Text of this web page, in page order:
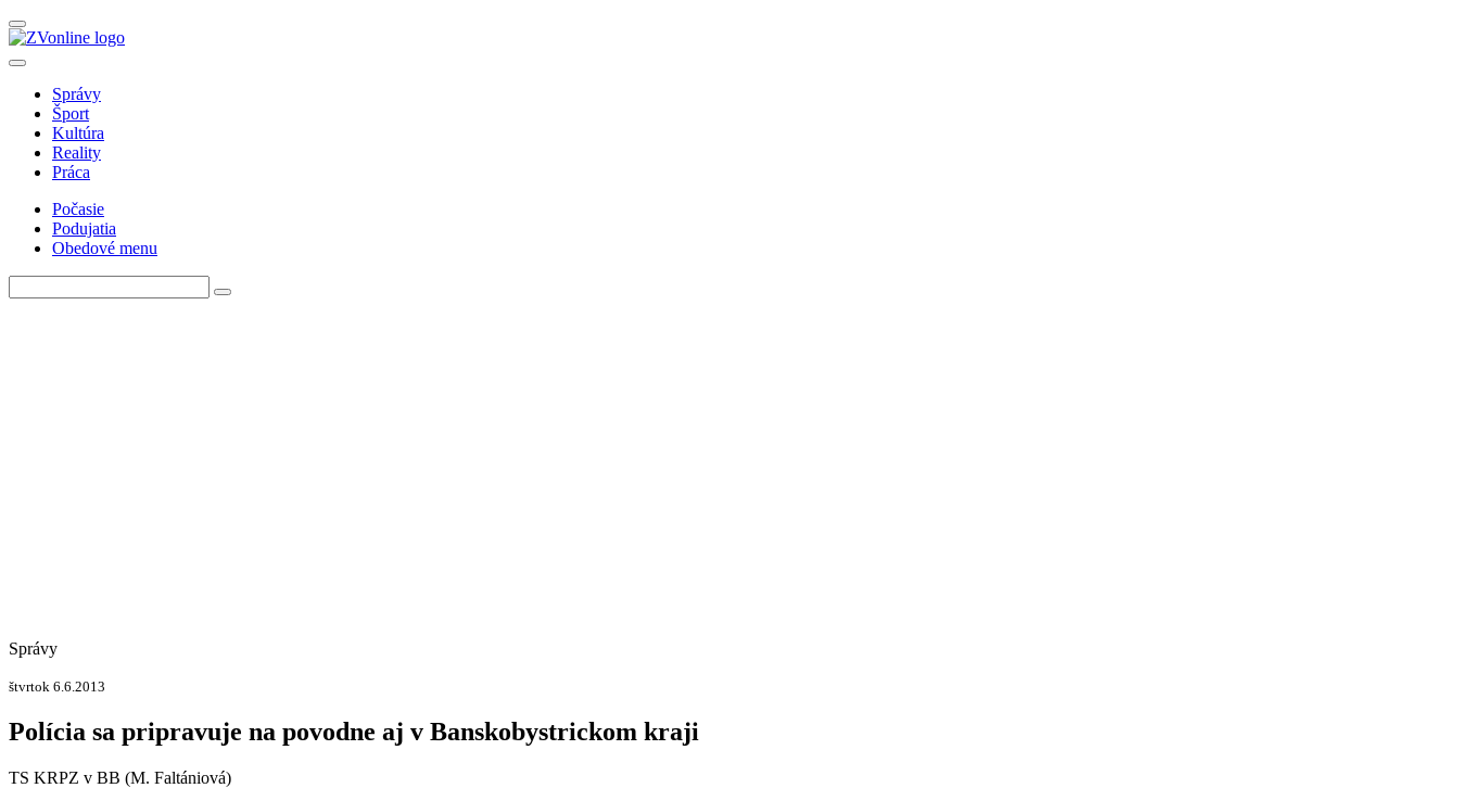
Správy
Šport
Kultúra
Reality
Práca
Počasie
Podujatia
Obedové menu
Správy
štvrtok 6.6.2013
Polícia sa pripravuje na povodne aj v Banskobystrickom kraji
TS KRPZ v BB (M. Faltániová)